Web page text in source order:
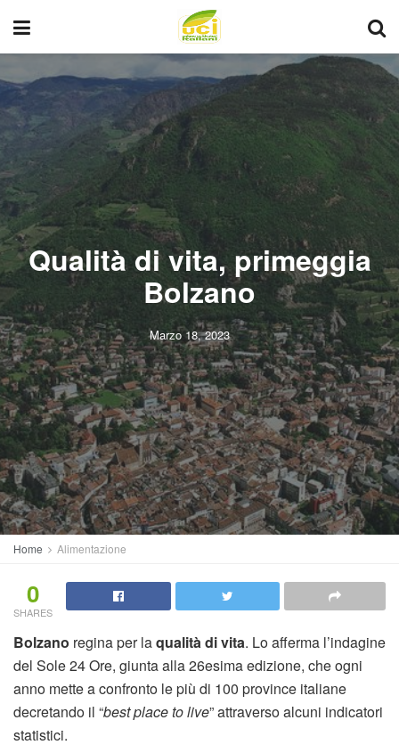
Qualità di vita, primeggia
Bolzano
Marzo 18, 2023
Home Alimentazione
0
SHARES
Bolzano regina per laqualità di vita. Lo afferma l’indagine
del Sole 24 Ore, giunta alla 26esima edizione, che ogni
anno mette a confronto le più di 100 province italiane
decretando il “best place to live” attraverso alcuni indicatori
statistici.